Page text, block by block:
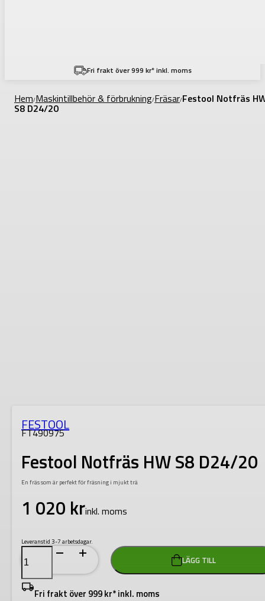
Fri frakt över 999 kr* inkl. moms
Hem/Maskintillbehör & förbrukning/Fräsar/Festool Notfräs
S8 D24/20
FESTOOL
FT490975
Festool Notfräs HW S8 D24/20
En fräs som är perfekt för fräsning i mjukt trä
1 020 krinkl. moms
Leveranstid 3-7 arbetsdagar.
Festool
Notfräs
HW
S8
D24/20
mängd
LÄGG TILL
Fri frakt över 999 kr* inkl. moms